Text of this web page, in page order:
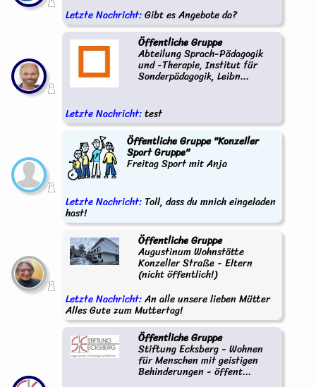
Letzte Nachricht:Gibt es Angebote da?
Öffentliche Gruppe
Abteilung Sprach-Pädagogik
und -Therapie, Institut für
Sonderpädagogik, Leibn...
Letzte Nachricht:test
Öffentliche Gruppe "Konzeller
Sport Gruppe"
Freitag Sport mit Anja
Letzte Nachricht: Toll, dass du mnich eingeladen
hast!
Öffentliche Gruppe
Augustinum Wohnstätte
Konzeller Straße - Eltern
(nicht öffentlich!)
Letzte Nachricht:An alle unsere lieben Mütter
Alles Gute zum Muttertag!
Öffentliche Gruppe
Stiftung Ecksberg - Wohnen
für Menschen mit geistigen
Behinderungen - öffent...